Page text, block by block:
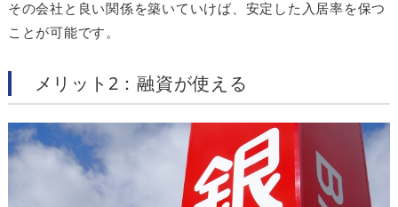
その会社と良い関係を築いていけば、安定した入居率を保つ
ことが可能です。
メリット2：融資が使える